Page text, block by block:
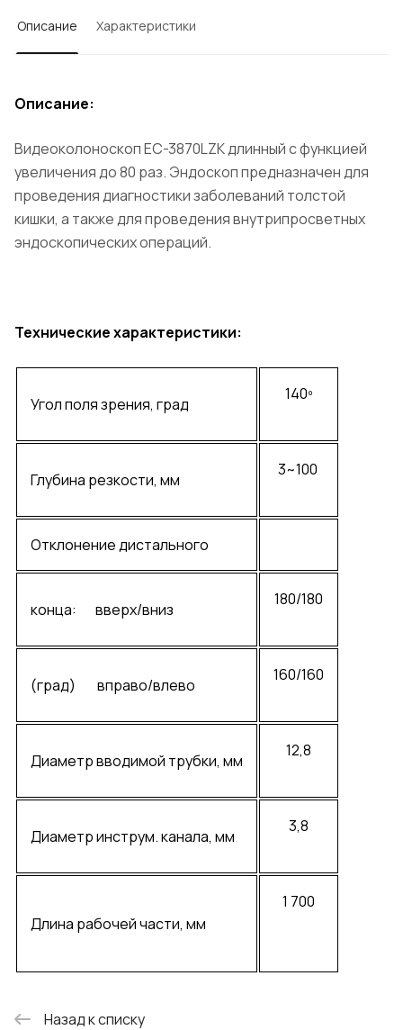
Описание Характеристики
Описание:
Видеоколоноскоп EC-3870LZK длинный с функцией
увеличения до 80 раз. Эндоскоп предназначен для
проведения диагностики заболеваний толстой
кишки, а также для проведения внутрипросветных
эндоскопических операций.
Технические характеристики:
Угол поля зрения, град
140º
Глубина резкости, мм
3~100
Отклонение дистального
конца: вверх/вниз
180/180
(град) вправо/влево
160/160
Диаметр вводимой трубки, мм
12,8
Диаметр инструм. канала, мм
3,8
Длина рабочей части, мм
1 700
Назад к списку